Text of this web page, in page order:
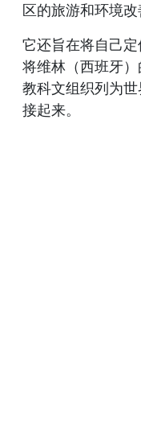
区的旅游和环境改
它还旨在将自己
将维林（西班牙
教科文组织列为
接起来。